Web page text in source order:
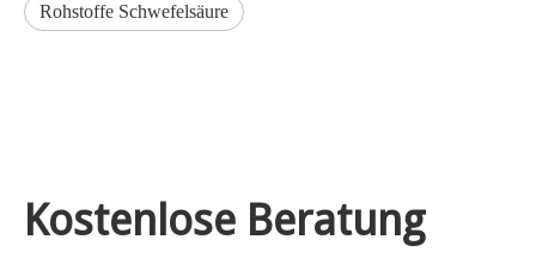
Rohstoffe Schwefelsäure
Kostenlose Beratung